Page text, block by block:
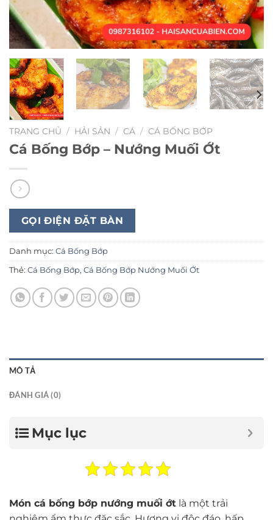
TRANG CHỦ / HẢI SẢN / CÁ / CÁ BỐNG BỚP
Cá Bống Bớp – Nướng Muối Ớt
GỌI ĐIỆN ĐẶT BÀN
Danh mục: Cá Bống Bớp
Thẻ: Cá Bống Bớp, Cá Bống Bớp Nướng Muối Ớt
MÔ TẢ
ĐÁNH GIÁ (0)
Mục lục
Món cá bống bớp nướng muối ớt là một trải